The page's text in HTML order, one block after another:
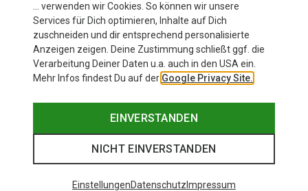
X-Tube 25mm Loop NFC Schlauchband
… verwenden wir Cookies. So können wir unsere
Services für Dich optimieren, Inhalte auf Dich
zuschneiden und dir entsprechend personalisierte
Anzeigen zeigen. Deine Zustimmung schließt ggf. die
Verarbeitung Deiner Daten u.a. auch in den USA ein.
Mehr Infos findest Du auf der Google Privacy Site.
EINVERSTANDEN
NICHT EINVERSTANDEN
EinstellungenDatenschutz Impressum